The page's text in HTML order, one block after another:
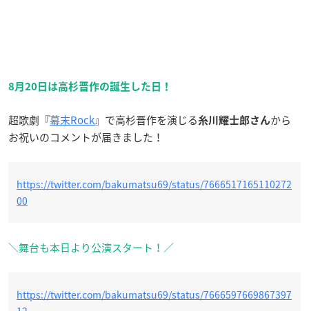
8月20日は高杉晋作の誕生した日！
超歌劇『幕末Rock』で高杉晋作を演じる糸川耀士郎さんから
お祝いのコメントが届きました！
https://twitter.com/bakumatsu69/status/7666517165110272
00
＼舞台も本日より公演スタート！／
https://twitter.com/bakumatsu69/status/7666597669867397